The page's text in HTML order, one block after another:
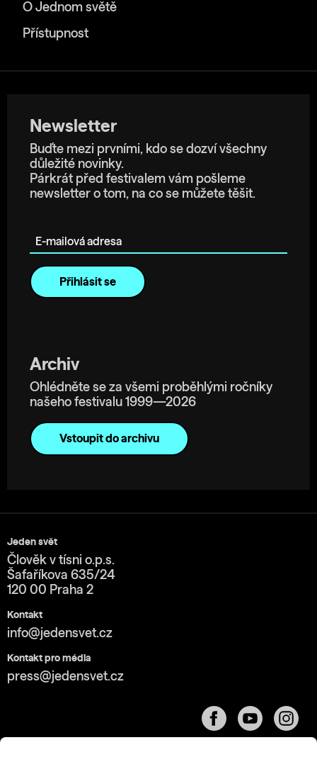
O Jednom světě
Přístupnost
Newsletter
Buďte mezi prvními, kdo se dozví všechny
důležité novinky.
Párkrát před festivalem vám pošleme
newsletter o tom, na co se můžete těšit.
Archiv
Ohlédněte se za všemi proběhlými ročníky
našeho festivalu 1999—2026
Vstoupit do archivu
Jeden svět
Člověk v tísni o.p.s.
Šafaříkova 635/24
120 00 Praha 2
Kontakt
info@jedensvet.cz
Kontakt pro média
press@jedensvet.cz